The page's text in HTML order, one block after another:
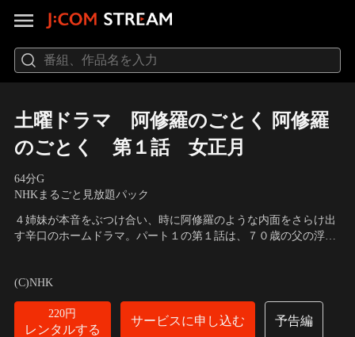
土曜ドラマ 阿修羅のごとく 阿修羅
のごとく 第１話 女正月
64分G
NHKまるごと見放題パック
４姉妹が本音をぶつけ合い、時に阿修羅のような内面をさらけ出
す辛口のホームドラマ。パート１の第１話は、７０歳の父の浮気
向田邦子
(C)NHK
220円
レンタルする
サービスに申し込む 予告編